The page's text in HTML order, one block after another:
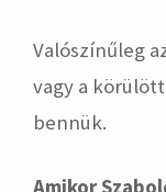
Valószínűleg
vagy a
bennük.